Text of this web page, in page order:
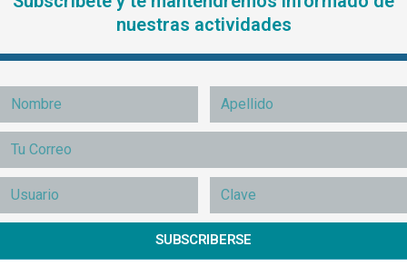
nuestras actividades
SUBSCRIBERSE